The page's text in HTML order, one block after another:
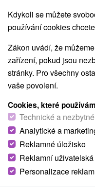
Kdykoli se můžete
používání cookies
Zákon uvádí, že
zařízení, pokud jsou
stránky. Pro všechny
vaše povolení.
Cookies, které
Technické a
Analytické a
Reklamné úložisko
Reklamní
Personalizace reklam